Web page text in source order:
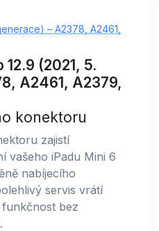
– A2378, A2461,
(2021, 5.
A2461, A2379,
konektoru
zajistí
vašeho iPadu Mini 6
nabíjecího
servis vrátí
bez